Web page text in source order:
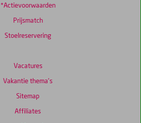
*Actievoorwaarden
Prijsmatch
Stoelreservering
Vacatures
Vakantie thema's
Sitemap
Affiliates